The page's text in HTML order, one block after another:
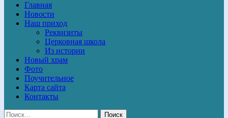
Главная
Новости
Наш приход
Реквизиты
Церковная школа
Из истории
Новый храм
Фото
Поучительное
Карта сайта
Контакты